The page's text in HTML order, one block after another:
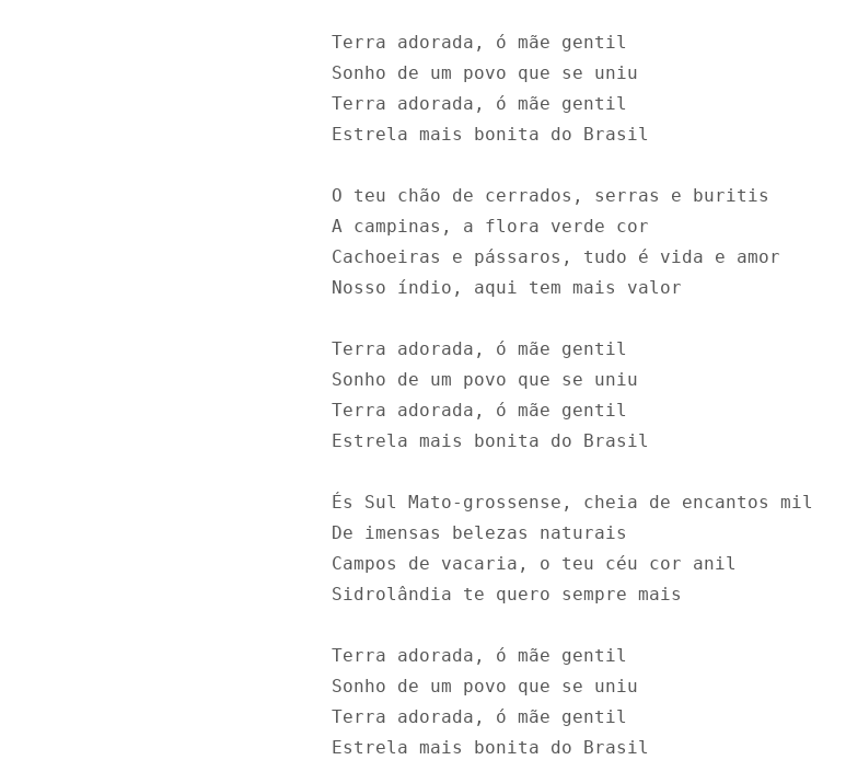
Terra adorada, ó mãe gentil
Sonho de um povo que se uniu
Terra adorada, ó mãe gentil
Estrela mais bonita do Brasil
O teu chão de cerrados, serras e buritis
A campinas, a flora verde cor
Cachoeiras e pássaros, tudo é vida e amor
Nosso índio, aqui tem mais valor
Terra adorada, ó mãe gentil
Sonho de um povo que se uniu
Terra adorada, ó mãe gentil
Estrela mais bonita do Brasil
És Sul Mato-grossense, cheia de encantos mil
De imensas belezas naturais
Campos de vacaria, o teu céu cor anil
Sidrolândia te quero sempre mais
Terra adorada, ó mãe gentil
Sonho de um povo que se uniu
Terra adorada, ó mãe gentil
Estrela mais bonita do Brasil